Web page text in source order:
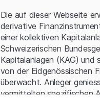
Die auf dieser Webseite
derivative
einer kollektiven
Schweizerischen
Kapitalanlagen (KAG)
von der Eidgenössischen
überwacht. Anleger
vermittelten spezifischen